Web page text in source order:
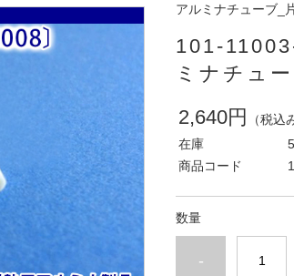
アルミナチューブ_
101-
ミナチュ
2,640円
（税込
在庫
5
商品コード
数量
-